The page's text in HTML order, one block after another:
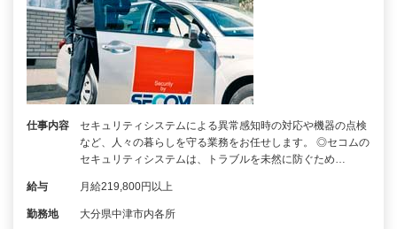
仕事内容
セキュリティシステムによる異常感知時の対応や機器の点検
など、人々の暮らしを守る業務をお任せします。 ◎セコムの
セキュリティシステムは、トラブルを未然に防ぐため…
給与 月給219,800円以上
勤務地 大分県中津市内各所